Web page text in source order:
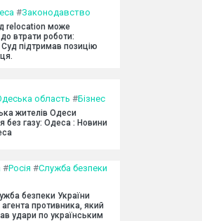
#Законодавство
relocation може
втрати роботи:
підтримав позицію
область #Бізнес
жителів Одеси
без газу: Одеса : Новини
#Росія #Служба безпеки
безпеки України
противника, який
удари по українським